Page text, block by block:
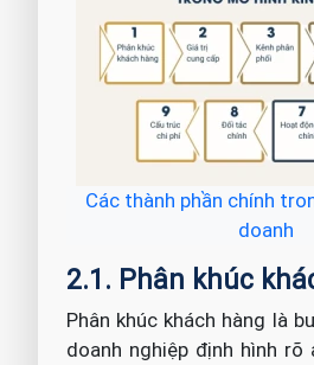
Các thành phần chính
doanh
2.1. Phân khúc
Phân khúc khách hàng là
doanh nghiệp định hình